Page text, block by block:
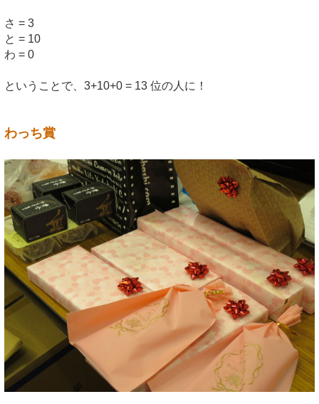
さ = 3
と = 10
わ = 0
ということで、3+10+0 = 13 位の人に！
わっち賞